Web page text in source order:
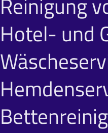
Hotel- und